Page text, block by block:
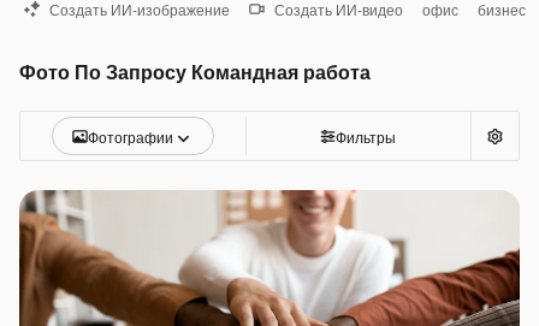
Создать ИИ-изображение Создать ИИ-видео офис бизнес
Фото По Запросу Командная работа
Фотографии Фильтры